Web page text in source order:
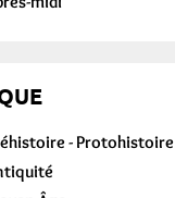
- Protohistoire